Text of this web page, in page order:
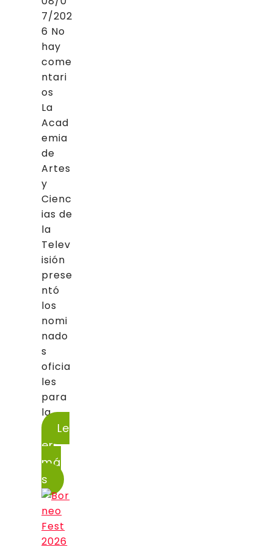
7/202
6 No
hay
come
ntari
os
La
Acad
emia
de
Artes
y
Cienc
ias de
la
Telev
isión
prese
ntó
los
nomi
nado
s
oficia
les
para
la...
Le
er
má
s